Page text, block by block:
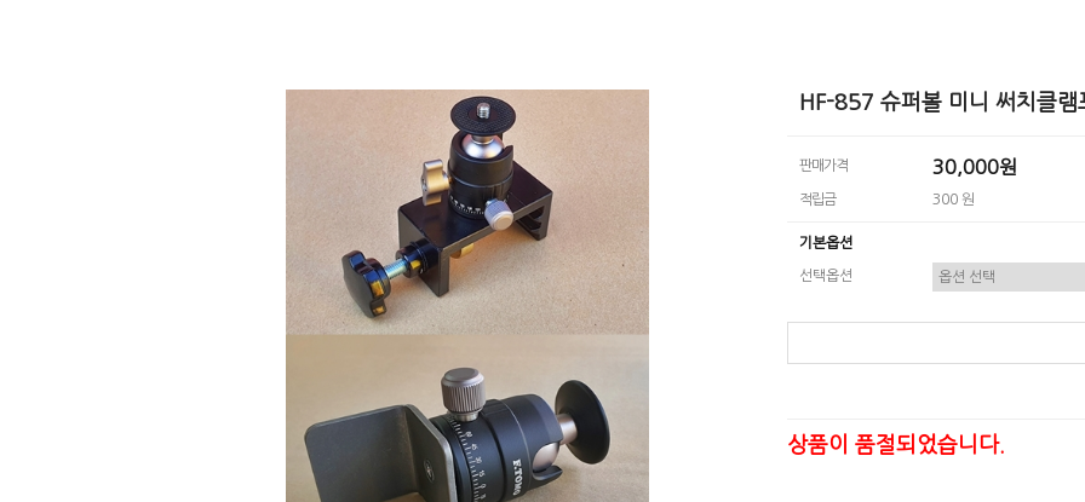
HF-857 슈퍼볼 미니 써치클
판매가격 30,000원
적립금 300 원
기본옵션
선택옵션
상품이 품절되었습니다.